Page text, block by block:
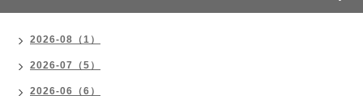
2026-08（1）
2026-07（5）
2026-06（6）